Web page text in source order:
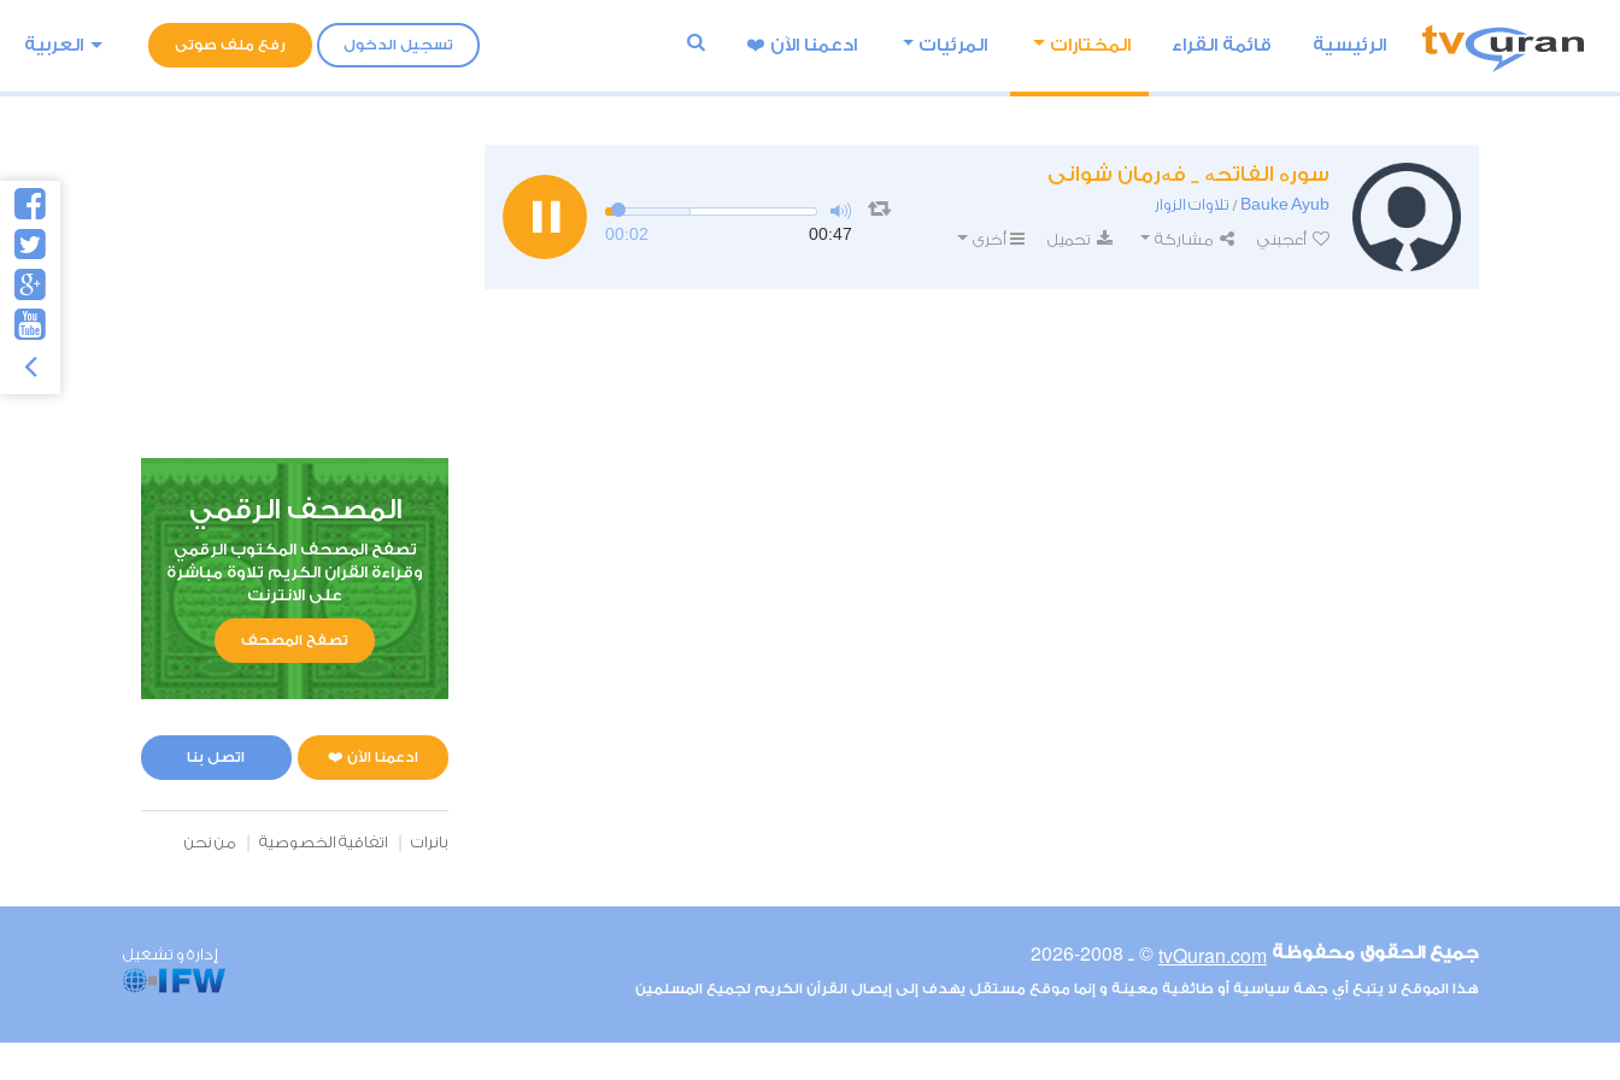
تسجيل الدخول رفع ملف صوتى العربية الرئيسية قائمة القراء المختارات المرئيات ادعمنا اﻵن ❤️
سورە الفاتحە _ فەرمان شوانى
Bauke Ayub
/ تلاوات الزوار
أعجبني
مشاركة تحميل أخرى 00:02 00:47
المصحف الرقمي
تصفح المصحف المكتوب الرقمي
وقراءة القران الكريم تلاوة مباشرة
على الانترنت
تصفح المصحف
ادعمنا الآن ❤️ اتصل بنا
بانرات اتفاقية الخصوصية من نحن
جميع الحقوق محفوظة tvQuran.com© ـ 2008-2026
هذا الموقع لا يتبع أي جهة سياسية أو طائفية معينة و إنما موقع مستقل يهدف إلى إيصال القرآن الكريم لجميع المسلمين
إدارة و تشغيل